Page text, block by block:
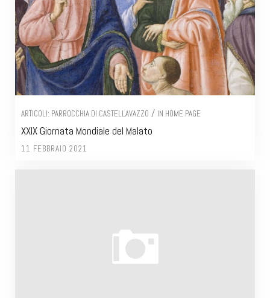
ARTICOLI: PARROCCHIA DI CASTELLAVAZZO / IN HOME PAGE
XXIX Giornata Mondiale del Malato
11 FEBBRAIO 2021